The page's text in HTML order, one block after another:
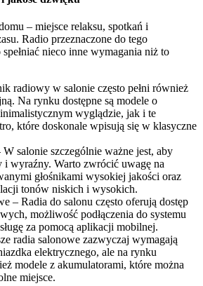
– miejsce relaksu, spotkań i
Radio przeznaczone do tego
nieco inne wymagania niż to
radiowy w salonie często pełni również
Na rynku dostępne są modele o
wyglądzie, jak i te
które doskonale wpisują się w klasyczne
salonie szczególnie ważne jest, aby
i wyraźny. Warto zwrócić uwagę na
głośnikami wysokiej jakości oraz
tonów niskich i wysokich.
– Radia do salonu często oferują dostęp
możliwość podłączenia do systemu
za pomocą aplikacji mobilnej.
radia salonowe zazwyczaj wymagają
elektrycznego, ale na rynku
modele z akumulatorami, które można
miejsce.